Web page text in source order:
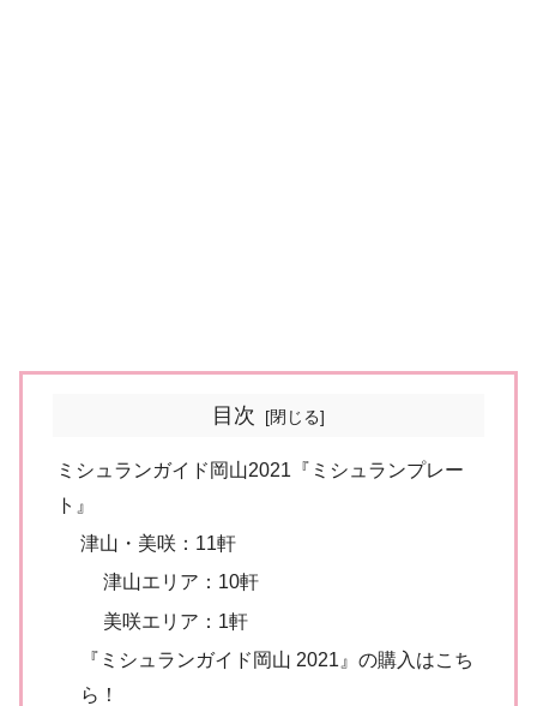
目次
ミシュランガイド岡山2021『ミシュランプレー
ト』
津山・美咲：11軒
津山エリア：10軒
美咲エリア：1軒
『ミシュランガイド岡山 2021』の購入はこち
ら！